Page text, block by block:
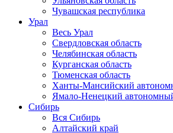
Чувашская республика
Урал
Весь Урал
Свердловская область
Челябинская область
Курганская область
Тюменская область
Ханты-Мансийский
Ямало-Ненецкий
Сибирь
Вся Сибирь
Алтайский край